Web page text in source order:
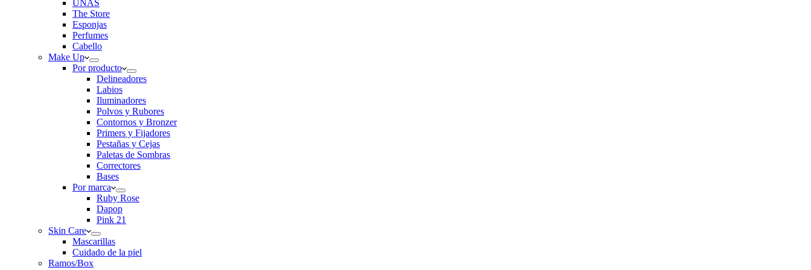
UÑAS
The Store
Esponjas
Perfumes
Cabello
Make Up
Por producto
Delineadores
Labios
Iluminadores
Polvos y Rubores
Contornos y Bronzer
Primers y Fijadores
Pestañas y Cejas
Paletas de Sombras
Correctores
Bases
Por marca
Ruby Rose
Dapop
Pink 21
Skin Care
Mascarillas
Cuidado de la piel
Ramos/Box